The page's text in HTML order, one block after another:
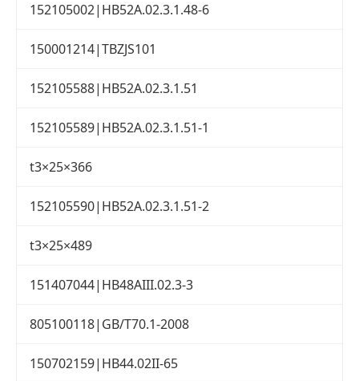
152105002|HB52A.02.3.1.48-6
150001214|TBZJS101
152105588|HB52A.02.3.1.51
152105589|HB52A.02.3.1.51-1
t3×25×366
152105590|HB52A.02.3.1.51-2
t3×25×489
151407044|HB48AIII.02.3-3
805100118|GB/T70.1-2008
150702159|HB44.02II-65